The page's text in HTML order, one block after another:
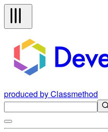
produced by Classmethod